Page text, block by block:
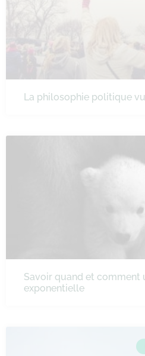
La philosophie politique
Savoir quand et comment
exponentielle